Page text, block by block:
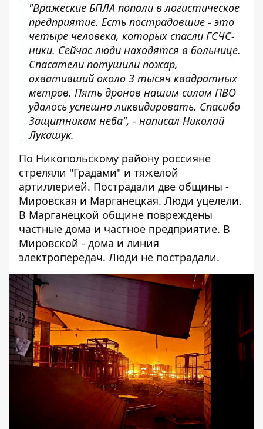
"Вражеские БПЛА попали в логистическое
предприятие. Есть пострадавшие - это
четыре человека, которых спасли ГСЧС-
ники. Сейчас люди находятся в больнице.
Спасатели потушили пожар,
охвативший около 3 тысяч квадратных
метров. Пять дронов нашим силам ПВО
удалось успешно ликвидировать. Спасибо
Защитникам неба", - написал Николай
Лукашук.
По Никопольскому району россияне
стреляли "Градами" и тяжелой
артиллерией. Пострадали две общины -
Мировская и Марганецкая. Люди уцелели.
В Марганецкой общине повреждены
частные дома и частное предприятие. В
Мировской - дома и линия
электропередач. Люди не пострадали.